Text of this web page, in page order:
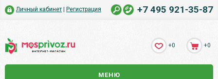
Личный кабинет Регистрация +7 495 921-35-87
+0 +0
МЕНЮ